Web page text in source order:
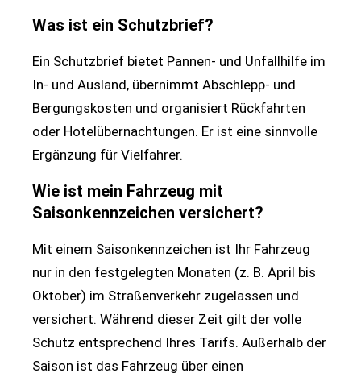
Was ist ein Schutzbrief?
Ein Schutzbrief bietet Pannen- und Unfallhilfe im
In- und Ausland, übernimmt Abschlepp- und
Bergungskosten und organisiert Rückfahrten
oder Hotelübernachtungen. Er ist eine sinnvolle
Ergänzung für Vielfahrer.
Wie ist mein Fahrzeug mit
Saisonkennzeichen versichert?
Mit einem Saisonkennzeichen ist Ihr Fahrzeug
nur in den festgelegten Monaten (z. B. April bis
Oktober) im Straßenverkehr zugelassen und
versichert. Während dieser Zeit gilt der volle
Schutz entsprechend Ihres Tarifs. Außerhalb der
Saison ist das Fahrzeug über einen